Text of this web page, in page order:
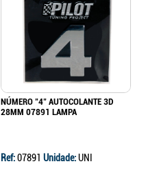
NÚMERO "4" AUTOCOLANTE 3D
28MM 07891 LAMPA
Ref:07891 Unidade:UNI